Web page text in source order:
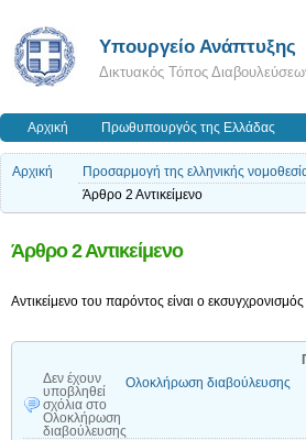
Υπουργείο Ανάπτυξης
Δικτυακός Τόπος
Αρχική Πρωθυπουργός της Ελλάδας
Αρχική
Προσαρμογή της ελληνικής
Άρθρο 2 Αντικείμενο
Άρθρο 2 Αντικείμενο
Αντικείμενο του παρόντος είναι ο
Δεν έχουν
υποβληθεί
σχόλια στο
Oλοκλήρωση
διαβούλευσης
Oλοκλήρωση διαβούλευσης